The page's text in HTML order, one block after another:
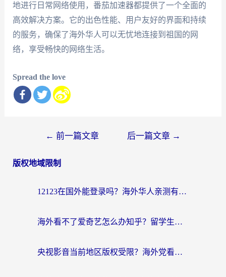
地进行日常网络使用，番茄加速器都提供了一个全面的
高效解决方案。它的出色性能、用户友好的界面和持续
的服务，确保了海外华人可以无忧地连接到祖国的网
络，享受畅快的网络生活。
Spread the love
导
← 前一篇文章 后一篇文章 →
版权地域限制
12123在国外能登录吗？海外华人亲测有效的回国加速器选择指南
海外看不了爱奇艺怎么办知乎？留学生亲测有效的回国加速方案
央视影音当前地区版权受限？海外党看国内剧、追电视台的终极解决方案